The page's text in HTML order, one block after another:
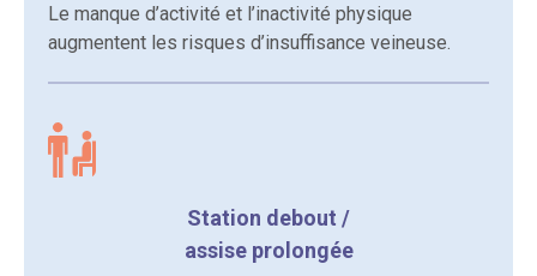
Le manque d’activité et l’inactivité physique
augmentent les risques d’insuffisance veineuse.
Station debout /
assise prolongée